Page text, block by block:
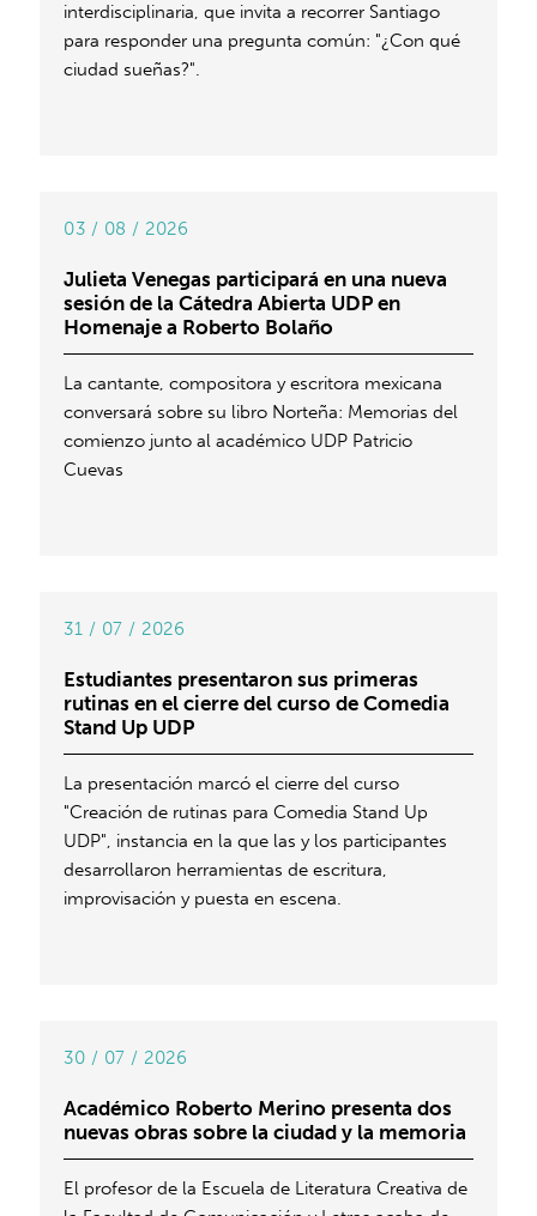
interdisciplinaria, que invita a recorrer Santiago
para responder una pregunta común: "¿Con qué
ciudad sueñas?".
03 / 08 / 2026
Julieta Venegas participará en una nueva
sesión de la Cátedra Abierta UDP en
Homenaje a Roberto Bolaño
La cantante, compositora y escritora mexicana
conversará sobre su libro Norteña: Memorias del
comienzo junto al académico UDP Patricio
Cuevas
31 / 07 / 2026
Estudiantes presentaron sus primeras
rutinas en el cierre del curso de Comedia
Stand Up UDP
La presentación marcó el cierre del curso
"Creación de rutinas para Comedia Stand Up
UDP", instancia en la que las y los participantes
desarrollaron herramientas de escritura,
improvisación y puesta en escena.
30 / 07 / 2026
Académico Roberto Merino presenta dos
nuevas obras sobre la ciudad y la memoria
El profesor de la Escuela de Literatura Creativa de